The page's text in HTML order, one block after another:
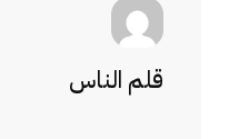
قلم الناس